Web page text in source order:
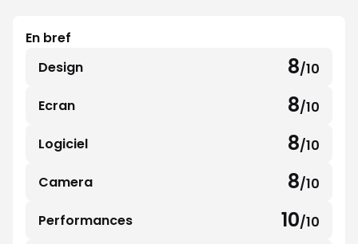
En bref
Design
8/10
8
10
Ecran 8/10
8
10
Logiciel 8/10
8
10
Camera 8/10
8
10
Performances 10/10
10